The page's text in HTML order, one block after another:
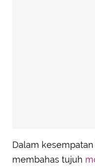
Dalam
membahas tujuh